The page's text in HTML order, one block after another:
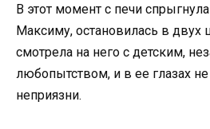
В этот момент с печи
Максиму, остановилась в двух
смотрела на него с детским,
любопытством, и в ее глазах
неприязни.